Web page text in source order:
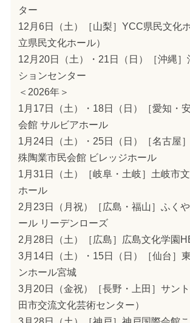
ター
12月6日（土）［山梨］YCC県民文化
立県民文化ホール）
12月20日（土）・21日（日）［沖縄］
ションセンター
＜2026年＞
1月17日（土）・18日（日）［愛知・
会館 サルビアホール
1月24日（土）・25日（日）［名古屋
殊陶業市民会館 ビレッジホール
1月31日（土）［岐阜・土岐］土岐市
ホール
2月23日（月祝）［広島・福山］ふく
ール リーデンローズ
2月28日（土）［広島］広島文化学園
3月14日（土）・15日（日）［仙台］
ンホール宮城
3月20日（金祝）［長野・上田］サン
田市交流文化芸術センター）